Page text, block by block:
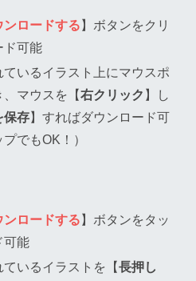
ンロードする 】ボタンをクリ
ド可能
いるイラスト上にマウスポ
、マウスを【右クリック 】し
保存】すればダウンロード可
でもOK！）
ンロードする 】ボタンをタッ
可能
いるイラストを【長押し